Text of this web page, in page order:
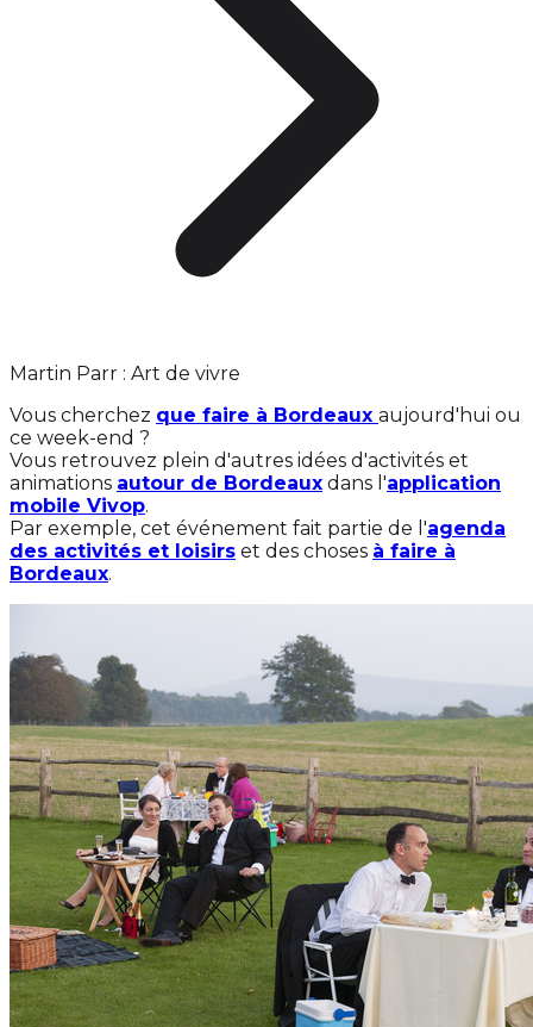
Martin Parr : Art de vivre
Vous cherchez que faire à Bordeaux aujourd'hui ou
ce week-end ?
Vous retrouvez plein d'autres idées d'activités et
animations autour de Bordeaux dans l'application
mobile Vivop.
Par exemple, cet événement fait partie de l'agenda
des activités et loisirs et des choses à faire à
Bordeaux.